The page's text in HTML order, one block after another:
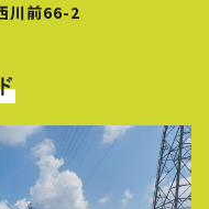
川前66-2